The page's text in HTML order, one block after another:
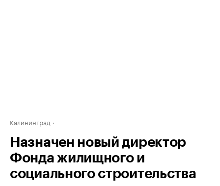
Калининград
Назначен новый директор
Фонда жилищного и
социального строительства